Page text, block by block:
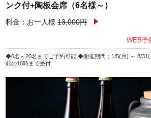
ンク付+陶板会席（6名様～）
料金：お一人様 13,000円
WEB予
6名～20名までご予約可能 開催期間：1/5(月) ～ 8/31(
前の18時まで受付